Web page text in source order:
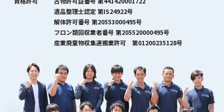
遺品整理士認定 第IS24922号
解体許可番号 第20553000495号
フロン類回収業者番号 第205520000495号
産業廃棄物収集運搬業許可 第01200235128号